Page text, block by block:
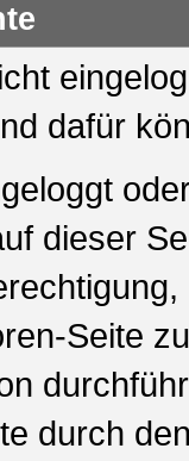
dafür
dieser
Seite
durch